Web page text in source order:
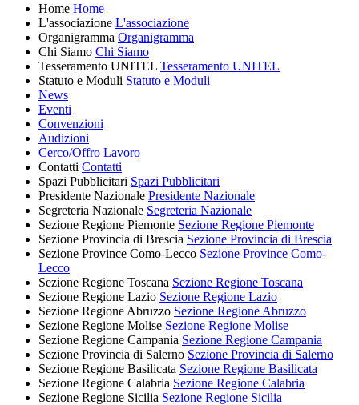
Home Home
L'associazione L'associazione
Organigramma Organigramma
Chi Siamo Chi Siamo
Tesseramento UNITEL Tesseramento UNITEL
Statuto e Moduli Statuto e Moduli
News
Eventi
Convenzioni
Audizioni
Cerco/Offro Lavoro
Contatti Contatti
Spazi Pubblicitari Spazi Pubblicitari
Presidente Nazionale Presidente Nazionale
Segreteria Nazionale Segreteria Nazionale
Sezione Regione Piemonte Sezione Regione Piemonte
Sezione Provincia di Brescia Sezione Provincia di Brescia
Sezione Province Como-Lecco Sezione Province Como-
Lecco
Sezione Regione Toscana Sezione Regione Toscana
Sezione Regione Lazio Sezione Regione Lazio
Sezione Regione Abruzzo Sezione Regione Abruzzo
Sezione Regione Molise Sezione Regione Molise
Sezione Regione Campania Sezione Regione Campania
Sezione Provincia di Salerno Sezione Provincia di Salerno
Sezione Regione Basilicata Sezione Regione Basilicata
Sezione Regione Calabria Sezione Regione Calabria
Sezione Regione Sicilia Sezione Regione Sicilia